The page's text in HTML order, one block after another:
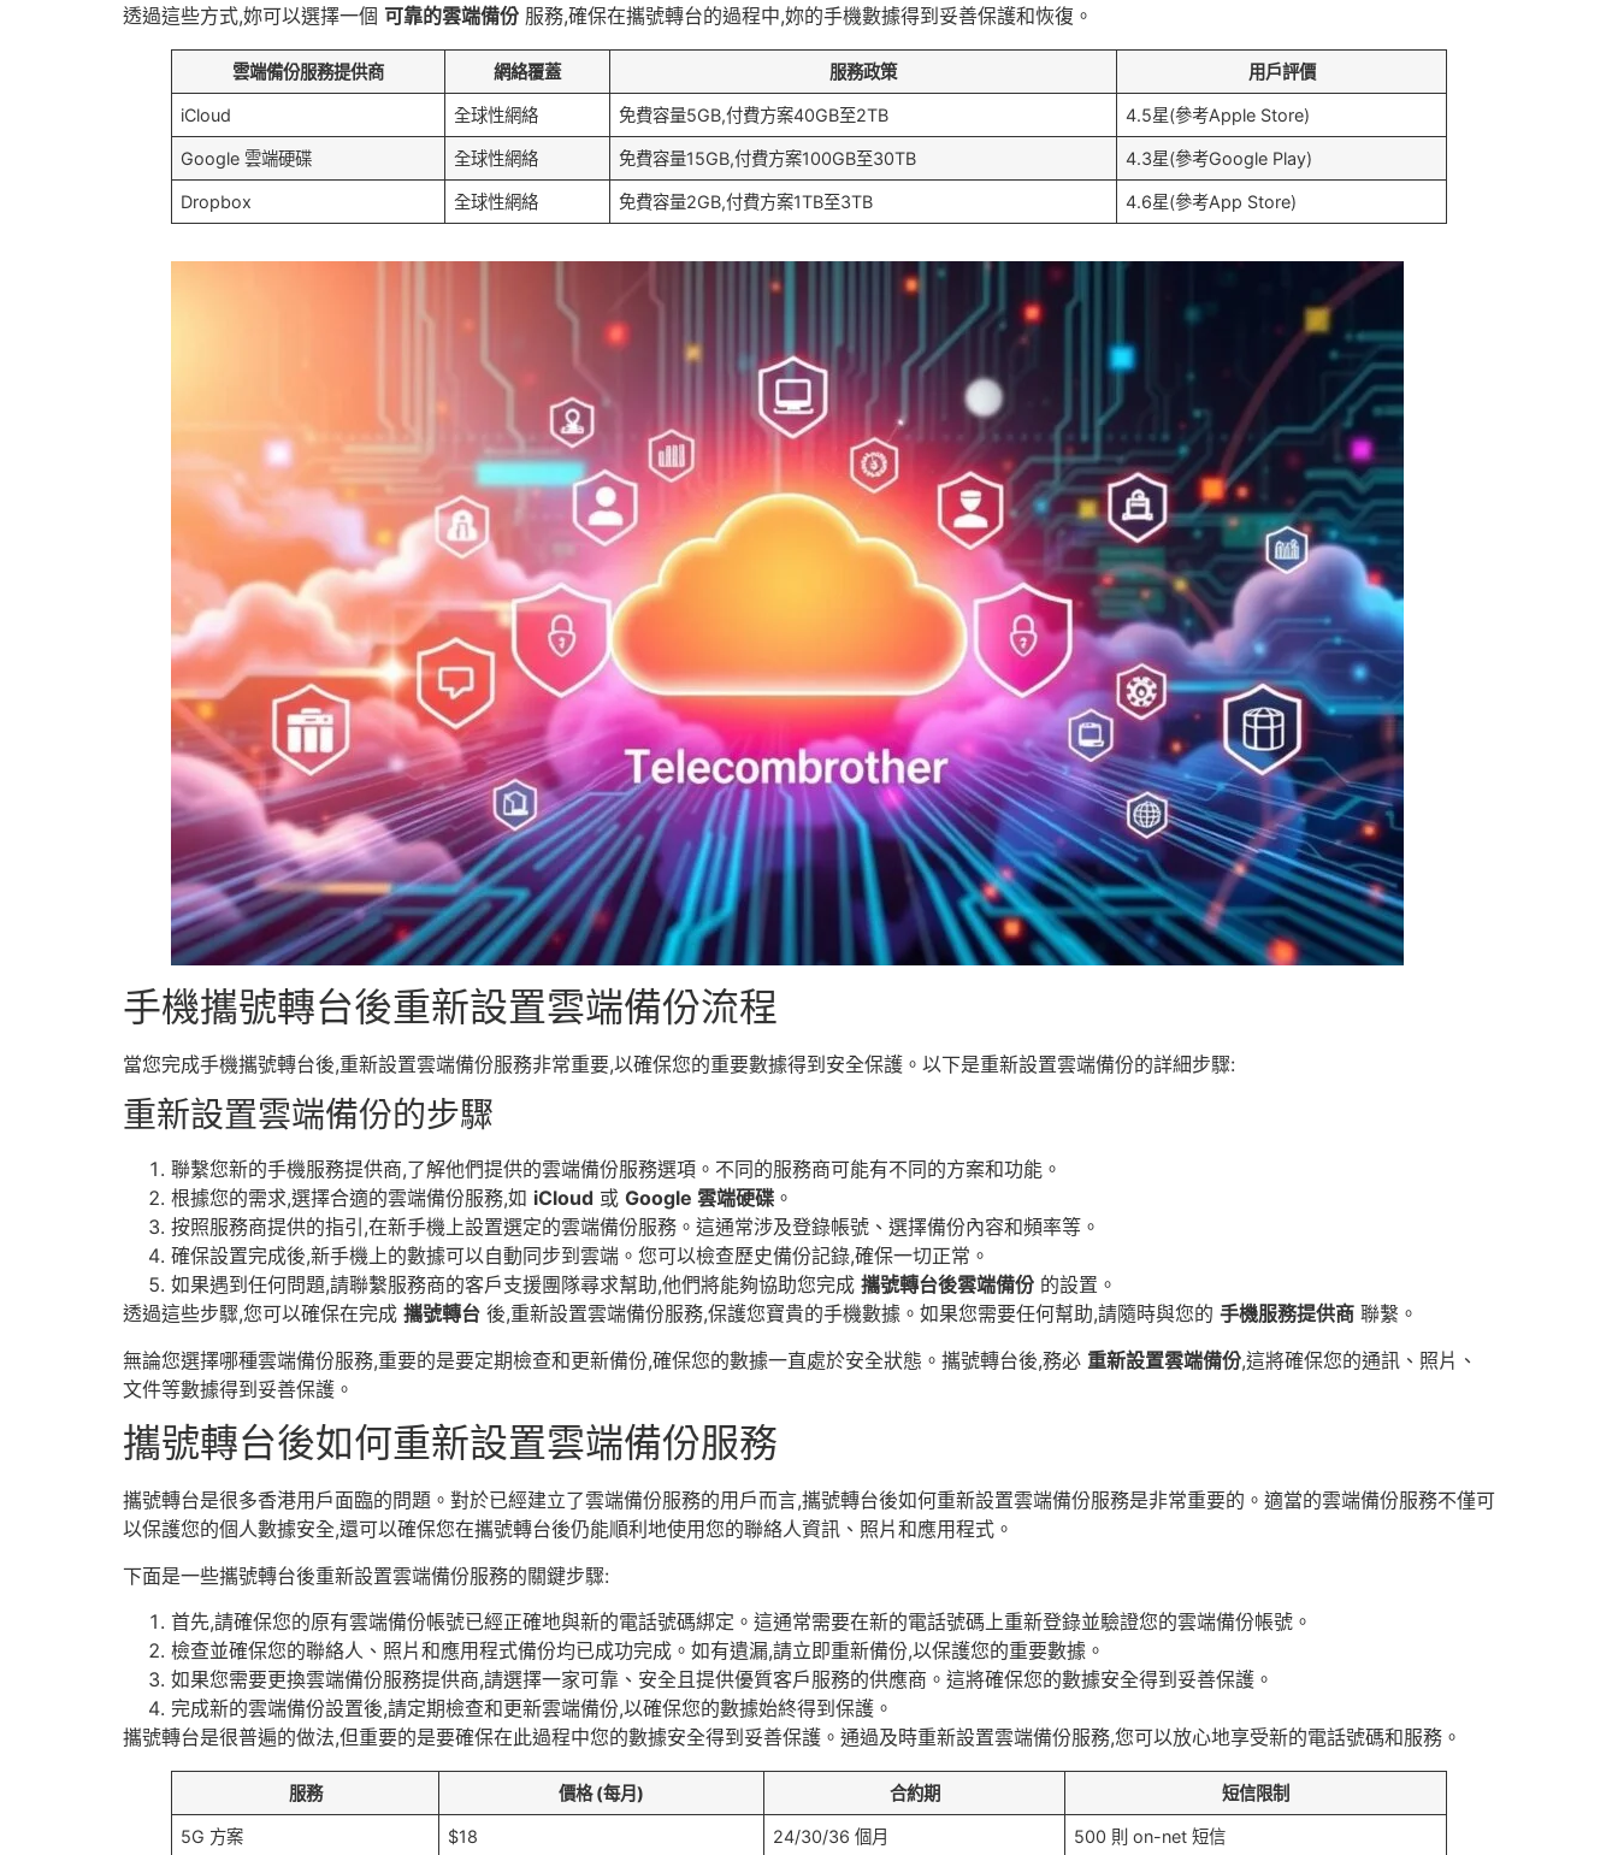
透過這些方式,妳可以選擇一個 可靠的雲端備份 服務,確保在攜號轉台的過程中,妳的手機數據得到妥善保護和恢復。
雲端備份服務提供商 網絡覆蓋 服務政策 用戶評價
iCloud 全球性網絡 免費容量5GB,付費方案40GB至2TB 4.5星(參考Apple Store)
Google 雲端硬碟 全球性網絡 免費容量15GB,付費方案100GB至30TB 4.3星(參考Google Play)
Dropbox 全球性網絡 免費容量2GB,付費方案1TB至3TB 4.6星(參考App Store)
手機攜號轉台後重新設置雲端備份流程
當您完成手機攜號轉台後,重新設置雲端備份服務非常重要,以確保您的重要數據得到安全保護。以下是重新設置雲端備份的詳細步驟:
重新設置雲端備份的步驟
聯繫您新的手機服務提供商,了解他們提供的雲端備份服務選項。不同的服務商可能有不同的方案和功能。
根據您的需求,選擇合適的雲端備份服務,如 iCloud 或 Google 雲端硬碟 。
按照服務商提供的指引,在新手機上設置選定的雲端備份服務。這通常涉及登錄帳號、選擇備份內容和頻率等。
確保設置完成後,新手機上的數據可以自動同步到雲端。您可以檢查歷史備份記錄,確保一切正常。
如果遇到任何問題,請聯繫服務商的客戶支援團隊尋求幫助,他們將能夠協助您完成 攜號轉台後雲端備份 的設置。
透過這些步驟,您可以確保在完成 攜號轉台 後,重新設置雲端備份服務,保護您寶貴的手機數據。如果您需要任何幫助,請隨時與您的 手機服務提供商 聯繫。
無論您選擇哪種雲端備份服務,重要的是要定期檢查和更新備份,確保您的數據一直處於安全狀態。攜號轉台後,務必 重新設置雲端備份,這將確保您的通訊、照片、
文件等數據得到妥善保護。
攜號轉台後如何重新設置雲端備份服務
攜號轉台是很多香港用戶面臨的問題。對於已經建立了雲端備份服務的用戶而言,攜號轉台後如何重新設置雲端備份服務是非常重要的。適當的雲端備份服務不僅可
以保護您的個人數據安全,還可以確保您在攜號轉台後仍能順利地使用您的聯絡人資訊、照片和應用程式。
下面是一些攜號轉台後重新設置雲端備份服務的關鍵步驟:
首先,請確保您的原有雲端備份帳號已經正確地與新的電話號碼綁定。這通常需要在新的電話號碼上重新登錄並驗證您的雲端備份帳號。
檢查並確保您的聯絡人、照片和應用程式備份均已成功完成。如有遺漏,請立即重新備份,以保護您的重要數據。
如果您需要更換雲端備份服務提供商,請選擇一家可靠、安全且提供優質客戶服務的供應商。這將確保您的數據安全得到妥善保護。
完成新的雲端備份設置後,請定期檢查和更新雲端備份,以確保您的數據始終得到保護。
攜號轉台是很普遍的做法,但重要的是要確保在此過程中您的數據安全得到妥善保護。通過及時重新設置雲端備份服務,您可以放心地享受新的電話號碼和服務。
服務 價格 (每月) 合約期 短信限制
5G 方案 $18 24/30/36 個月 500 則 on-net 短信